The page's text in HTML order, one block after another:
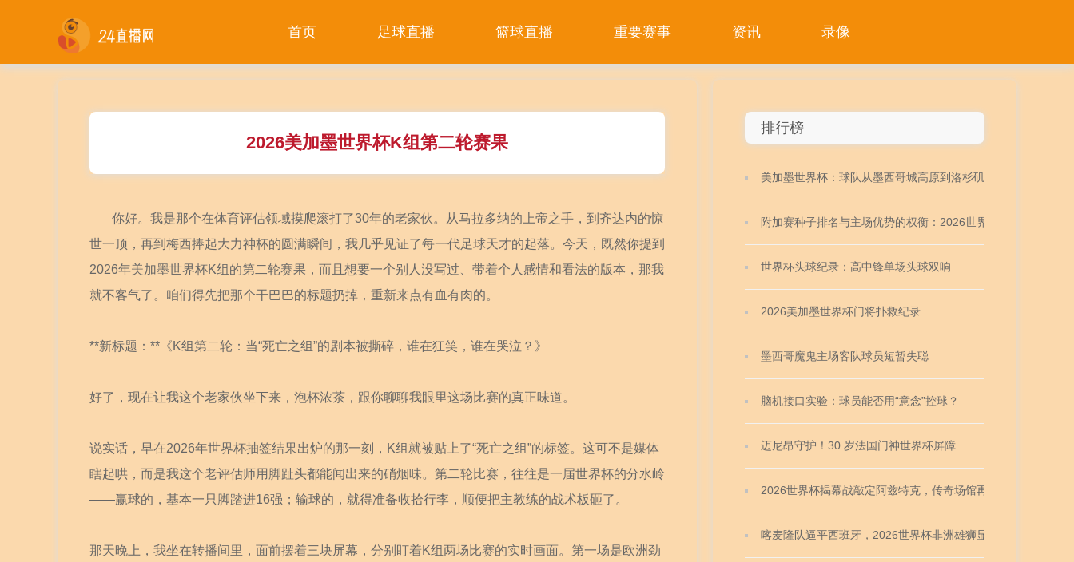
首页 足球直播 篮球直播 重要赛事 资讯 录像
2026美加墨世界杯K组第二轮赛果
你好。我是那个在体育评估领域摸爬滚打了30年的老家伙。从马拉多纳的上帝之手，到齐达内的惊
世一顶，再到梅西捧起大力神杯的圆满瞬间，我几乎见证了每一代足球天才的起落。今天，既然你提到
2026年美加墨世界杯K组的第二轮赛果，而且想要一个别人没写过、带着个人感情和看法的版本，那我
就不客气了。咱们得先把那个干巴巴的标题扔掉，重新来点有血有肉的。
**新标题：**《K组第二轮：当“死亡之组”的剧本被撕碎，谁在狂笑，谁在哭泣？》
好了，现在让我这个老家伙坐下来，泡杯浓茶，跟你聊聊我眼里这场比赛的真正味道。
说实话，早在2026年世界杯抽签结果出炉的那一刻，K组就被贴上了“死亡之组”的标签。这可不是媒体
瞎起哄，而是我这个老评估师用脚趾头都能闻出来的硝烟味。第二轮比赛，往往是一届世界杯的分水岭
——赢球的，基本一只脚踏进16强；输球的，就得准备收拾行李，顺便把主教练的战术板砸了。
那天晚上，我坐在转播间里，面前摆着三块屏幕，分别盯着K组两场比赛的实时画面。第一场是欧洲劲
排行榜
美加墨世界杯：球队从墨西哥城高原到洛杉矶海平面
附加赛种子排名与主场优势的权衡：2026世界杯前瞻
世界杯头球纪录：高中锋单场头球双响
2026美加墨世界杯门将扑救纪录
墨西哥魔鬼主场客队球员短暂失聪
脑机接口实验：球员能否用“意念”控球？
迈尼昂守护！30 岁法国门神世界杯屏障
2026世界杯揭幕战敲定阿兹特克，传奇场馆再焕生机
喀麦隆队逼平西班牙，2026世界杯非洲雄狮显韧性